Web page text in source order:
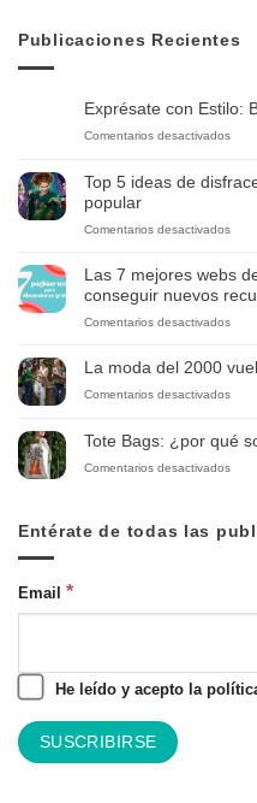
Publicaciones Recientes
Exprésate con Estilo:
Comentarios desactivadosen
a
Top 5 ideas de
popular
Comentarios desactivadosen
de
de
Las 7 mejores webs
conseguir nuevos
Comentarios desactivadosen
webs
para
La moda del 2000
Comentarios desactivadosen
del
2000
Tote Bags: ¿por qué
Comentarios desactivadosen
¿por
Entérate de todas las
Email *
He leído y acepto la